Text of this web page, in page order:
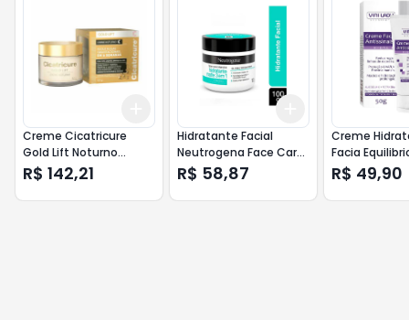
Creme Cicatricure
Gold Lift Noturno
Reduz Rugas 50g
R$ 142,21
10
Add
Hidratante Facial
Neutrogena Face Care
Intensive Matte 3 em 1
- 100g
R$ 58,87
Creme
Facia
Lady
50g
R$ 49,90